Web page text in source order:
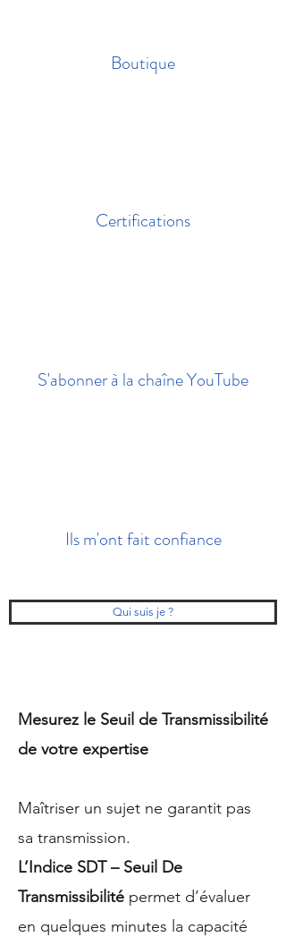
Boutique
Certifications
S'abonner à la chaîne YouTube
Ils m'ont fait confiance
Qui suis je ?
Mesurez le Seuil de Transmissibilité
de votre expertise
Maîtriser un sujet ne garantit pas
sa transmission.
L’Indice SDT – Seuil De
Transmissibilité permet d’évaluer
en quelques minutes la capacité